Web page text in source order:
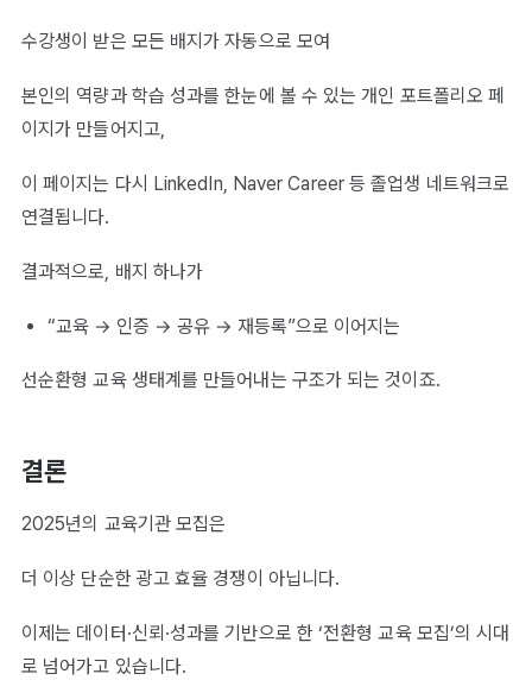
수강생이 받은 모든 배지가 자동으로 모여
본인의 역량과 학습 성과를 한눈에 볼 수 있는 개인 포트폴리오 페
이지가 만들어지고,
이 페이지는 다시 LinkedIn, Naver Career 등 졸업생 네트워크로
연결됩니다.
결과적으로, 배지 하나가
“교육 → 인증 → 공유 → 재등록”으로 이어지는
선순환형 교육 생태계를 만들어내는 구조가 되는 것이죠.
결론
2025년의 교육기관 모집은
더 이상 단순한 광고 효율 경쟁이 아닙니다.
이제는 데이터·신뢰·성과를 기반으로 한 ‘전환형 교육 모집’의 시대
로 넘어가고 있습니다.